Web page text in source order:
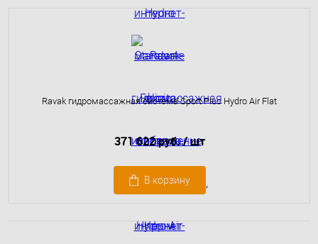
Ravak гидромассажная система Sport Plus Hydro Air Flat
371 622 руб./ шт
В корзину